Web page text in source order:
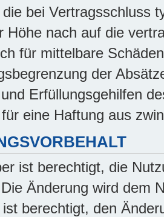
bei Vertragsschluss
Höhe nach auf die
für mittelbare
der
Erfüllungsgehilfen
eine Haftung aus
ist berechtigt, die
Änderung wird dem
berechtigt, den